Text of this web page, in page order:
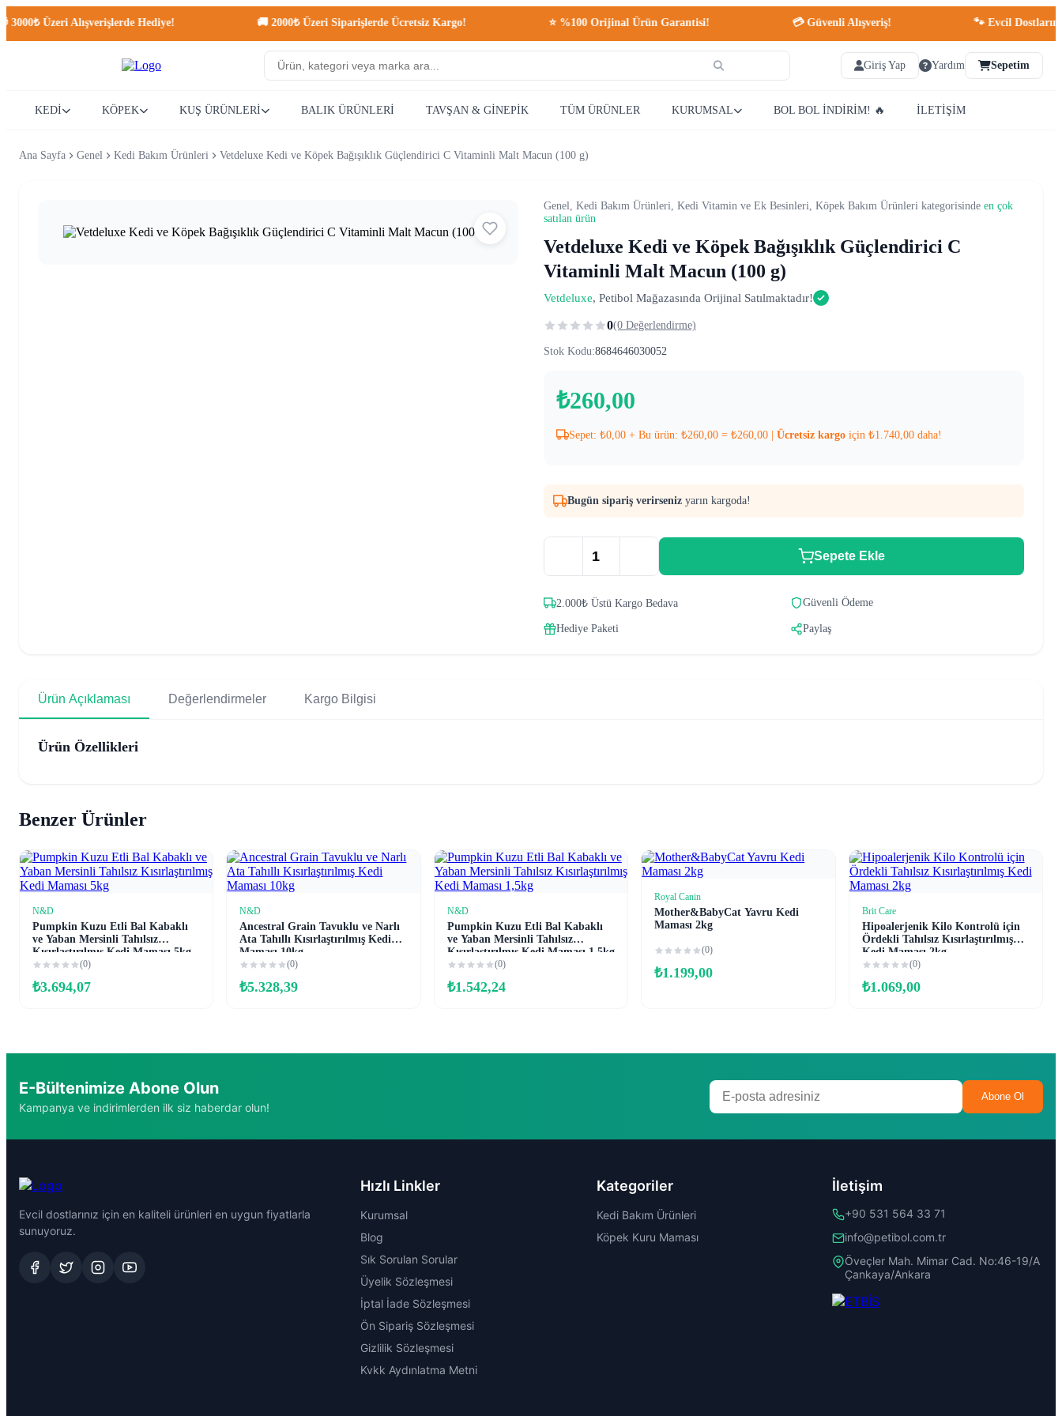
Üzeri Alışverişlerde Hediye! 🚚 2000₺ Üzeri Siparişlerde Ücretsiz Kargo! ⭐ %100 Orijinal Ürün Garantisi! 💳 Güvenli Alışveriş! 🐾 Evcil Dostlarınız
Giriş Yap Yardım Sepetim
KEDİ KÖPEK KUŞ ÜRÜNLERİ BALIK ÜRÜNLERİ TAVŞAN & GİNEPİK TÜM ÜRÜNLER KURUMSAL BOL BOL İNDİRİM! 🔥 İLETİŞİM
Ana Sayfa Genel Kedi Bakım Ürünleri Vetdeluxe Kedi ve Köpek Bağışıklık Güçlendirici C Vitaminli Malt Macun (100 g)
Genel, Kedi Bakım Ürünleri, Kedi Vitamin ve Ek Besinleri, Köpek Bakım Ürünleri kategorisinde en çok
satılan ürün
Vetdeluxe Kedi ve Köpek Bağışıklık Güçlendirici C
Vitaminli Malt Macun (100 g)
Vetdeluxe, Petibol Mağazasında Orijinal Satılmaktadır!
0(0 Değerlendirme)
Stok Kodu:8684646030052
₺260,00
Sepet: ₺0,00 + Bu ürün: ₺260,00 = ₺260,00 Ücretsiz kargo için ₺1.740,00 daha!
Bugün sipariş verirseniz yarın kargoda!
Sepete Ekle
2.000₺ Üstü Kargo Bedava Güvenli Ödeme
Hediye Paketi Paylaş
Ürün Açıklaması Değerlendirmeler Kargo Bilgisi
Ürün Özellikleri
Benzer Ürünler
N&D
Pumpkin Kuzu Etli Bal Kabaklı
ve Yaban Mersinli Tahılsız
Kısırlaştırılmış Kedi Maması 5kg
(0)
₺3.694,07
N&D
Ancestral Grain Tavuklu ve Narlı
Ata Tahıllı Kısırlaştırılmış Kedi
Maması 10kg
(0)
₺5.328,39
N&D
Pumpkin Kuzu Etli Bal Kabaklı
ve Yaban Mersinli Tahılsız
Kısırlaştırılmış Kedi Maması 1,5kg
(0)
₺1.542,24
Royal Canin
Mother&BabyCat Yavru Kedi
Maması 2kg
(0)
₺1.199,00
Brit Care
Hipoalerjenik Kilo Kontrolü için
Ördekli Tahılsız Kısırlaştırılmış
Kedi Maması 2kg
(0)
₺1.069,00
E-Bültenimize Abone Olun
Kampanya ve indirimlerden ilk siz haberdar olun!
Abone Ol
Evcil dostlarınız için en kaliteli ürünleri en uygun fiyatlarla
sunuyoruz.
Hızlı Linkler
Kurumsal
Blog
Sık Sorulan Sorular
Üyelik Sözleşmesi
İptal İade Sözleşmesi
Ön Sipariş Sözleşmesi
Gizlilik Sözleşmesi
Kvkk Aydınlatma Metni
Kategoriler
Kedi Bakım Ürünleri
Köpek Kuru Maması
İletişim
+90 531 564 33 71
info@petibol.com.tr
Öveçler Mah. Mimar Cad. No:46-19/A
Çankaya/Ankara